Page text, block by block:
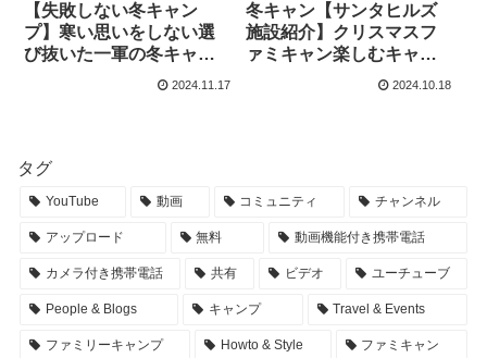
【失敗しない冬キャン
プ】寒い思いをしない選
び抜いた一軍の冬キャン
プギア紹介 – まるみのキ
2024.11.17
冬キャン【サンタヒルズ
施設紹介】クリスマスフ
ァミキャン楽しむキャン
プ施設紹介⛺️高規格穴場キ
【まあな隊長】
2024.10.18
タグ
YouTube 動画 コミュニティ チャンネル
アップロード 無料 動画機能付き携帯電話
カメラ付き携帯電話 共有 ビデオ ユーチューブ
People & Blogs キャンプ Travel & Events
ファミリーキャンプ Howto & Style ファミキャン